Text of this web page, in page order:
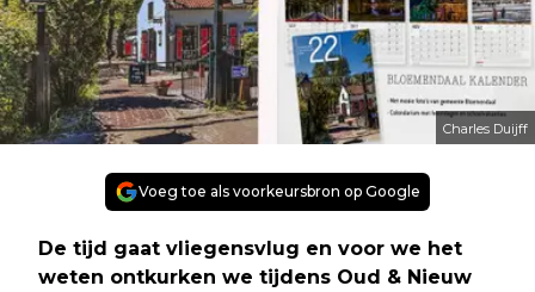
Charles Duijff
Voeg toe als voorkeursbron op Google
De tijd gaat vliegensvlug en voor we het
weten ontkurken we tijdens Oud & Nieuw